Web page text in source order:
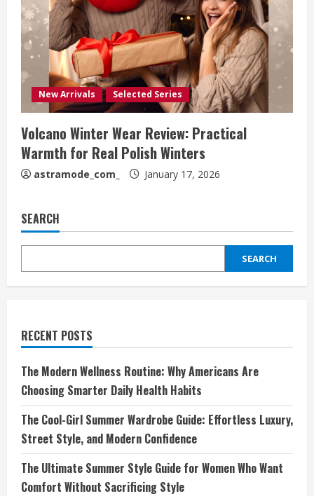
New Arrivals Selected Series
Volcano Winter Wear Review: Practical
Warmth for Real Polish Winters
astramode_com_ January 17, 2026
SEARCH
SEARCH
RECENT POSTS
The Modern Wellness Routine: Why Americans Are
Choosing Smarter Daily Health Habits
The Cool-Girl Summer Wardrobe Guide: Effortless Luxury,
Street Style, and Modern Confidence
The Ultimate Summer Style Guide for Women Who Want
Comfort Without Sacrificing Style